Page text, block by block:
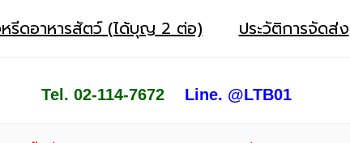
รีดอาหารสัตว์ (ได้บุญ 2 ต่อ) ประวัติการจัดส่ง
Tel. 02-114-7672 Line. @LTB01